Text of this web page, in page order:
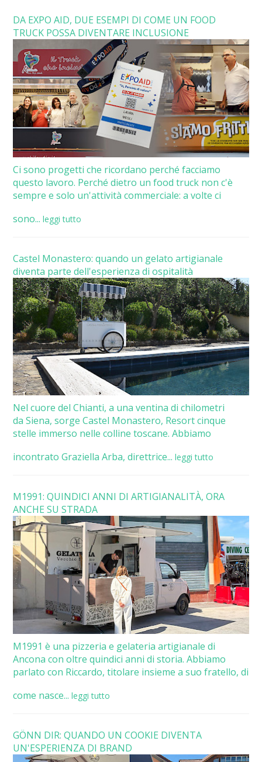
DA EXPO AID, DUE ESEMPI DI COME UN FOOD
TRUCK POSSA DIVENTARE INCLUSIONE
Ci sono progetti che ricordano perché facciamo
questo lavoro. Perché dietro un food truck non c'è
sempre e solo un'attività commerciale: a volte ci
sono... leggi tutto
Castel Monastero: quando un gelato artigianale
diventa parte dell'esperienza di ospitalità
Nel cuore del Chianti, a una ventina di chilometri
da Siena, sorge Castel Monastero, Resort cinque
stelle immerso nelle colline toscane. Abbiamo
incontrato Graziella Arba, direttrice... leggi tutto
M1991: QUINDICI ANNI DI ARTIGIANALITÀ, ORA
ANCHE SU STRADA
M1991 è una pizzeria e gelateria artigianale di
Ancona con oltre quindici anni di storia. Abbiamo
parlato con Riccardo, titolare insieme a suo fratello, di
come nasce... leggi tutto
GÖNN DIR: QUANDO UN COOKIE DIVENTA
UN'ESPERIENZA DI BRAND